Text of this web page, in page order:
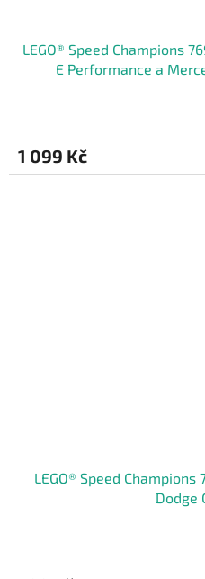
LEGO® Speed Champions
E Performance a
1 099 Kč
LEGO® Speed Champions
Dodge